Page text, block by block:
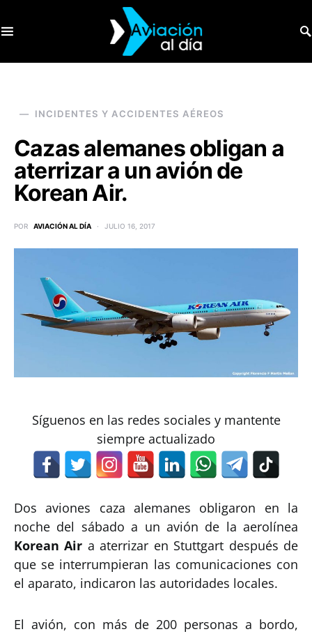
INCIDENTES Y ACCIDENTES AÉREOS
Cazas alemanes obligan a
aterrizar a un avión de
Korean Air.
POR AVIACIÓN AL DÍA JULIO 16, 2017
Síguenos en las redes sociales y mantente
siempre actualizado
Dos aviones caza alemanes obligaron en la
noche del sábado a un avión de la aerolínea
Korean Air a aterrizar en Stuttgart después de
que se interrumpieran las comunicaciones con
el aparato, indicaron las autoridades locales.
El avión, con más de 200 personas a bordo,